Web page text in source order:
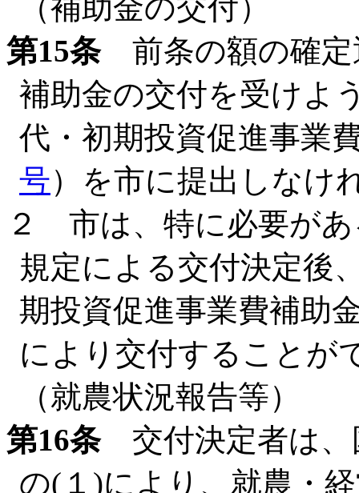
（補助金の交付）
第15条前条の額の確定
補助金の交付を受けよ
代・初期投資促進事業
号）を市に提出しなけ
２ 市は、特に必要が
規定による交付決定後
期投資促進事業費補助
により交付することが
（就農状況報告等）
第16条交付決定者は、
の(１)により、就農・